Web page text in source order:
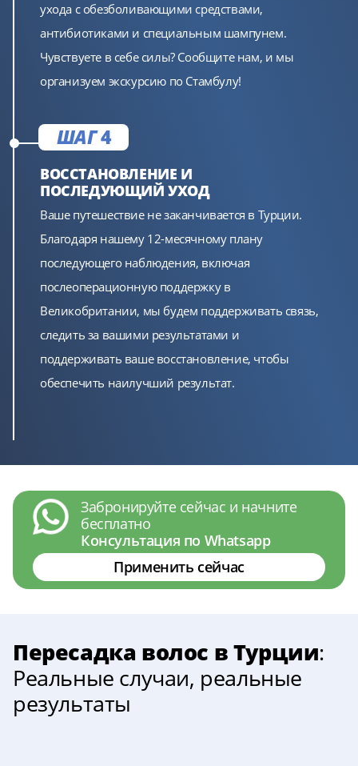
ухода с обезболивающими средствами,
антибиотиками и специальным шампунем.
Чувствуете в себе силы? Сообщите нам, и мы
организуем экскурсию по Стамбулу!
ШАГ4
ВОССТАНОВЛЕНИЕ И
ПОСЛЕДУЮЩИЙ УХОД
Ваше путешествие не заканчивается в Турции.
Благодаря нашему 12-месячному плану
последующего наблюдения, включая
послеоперационную поддержку в
Великобритании, мы будем поддерживать связь,
следить за вашими результатами и
поддерживать ваше восстановление, чтобы
обеспечить наилучший результат.
Забронируйте сейчас и начните
бесплатно
Консультация по Whatsapp
Применить сейчас
Пересадка волос в Турции:
Реальные случаи, реальные
результаты